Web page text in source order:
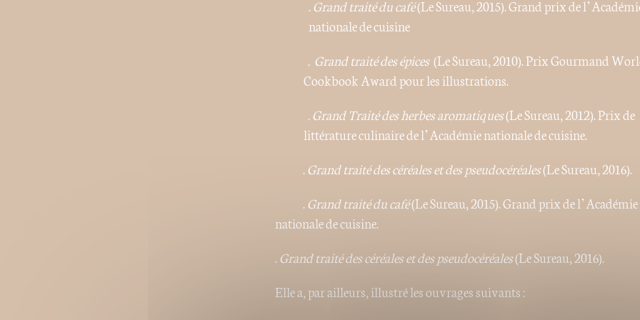
.Grand traité du café(Le Sureau, 2015). Grand prix de
nationale de cuisine
. Grand traité des épices(Le Sureau, 2010). Prix Gourmand
Cookbook Award pour les illustrations.
. Grand Traité des herbes aromatiques(Le Sureau, 2012). Prix de
littérature culinaire de l’Académie nationale de cuisine.
.Grand traité des céréales et des pseudocéréales(Le Sureau, 2016).
. Grand traité du café(Le Sureau, 2015). Grand prix de l’Académie
nationale de cuisine.
. Grand traité des céréales et des pseudocéréales(Le Sureau, 2016).
Elle a, par ailleurs, illustré les ouvrages suivants :